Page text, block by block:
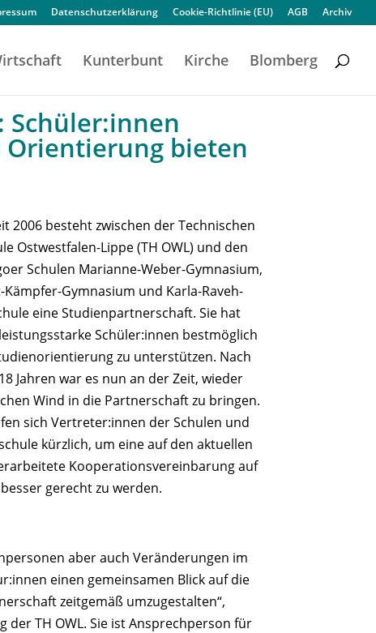
Datenschutzerklärung Cookie-Richtlinie (EU) AGB Archiv
Kunterbunt Kirche Blomberg
bieten
2006 besteht zwischen der Technischen
Ostwestfalen-Lippe (TH OWL) und den
Schulen Marianne-Weber-Gymnasium,
Kämpfer-Gymnasium und Karla-Raveh-
eine Studienpartnerschaft. Sie hat
Schüler:innen bestmöglich
zu unterstützen. Nach
Jahren war es nun an der Zeit, wieder
Wind in die Partnerschaft zu bringen.
sich Vertreter:innen der Schulen und
kürzlich, um eine auf den aktuellen
Kooperationsvereinbarung auf
gerecht zu werden.
aber auch Veränderungen im
einen gemeinsamen Blick auf die
zeitgemäß umzugestalten“,
TH OWL. Sie ist Ansprechperson für